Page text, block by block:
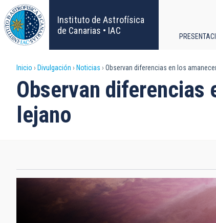
Pasar
al
contenido
principal
Instituto de Astrofísica
de Canarias • IAC
Sobrescribir
enlaces
de
a
la
navegación
Inicio Divulgación Noticias Observan diferencias en los
Observan diferencias
lejano